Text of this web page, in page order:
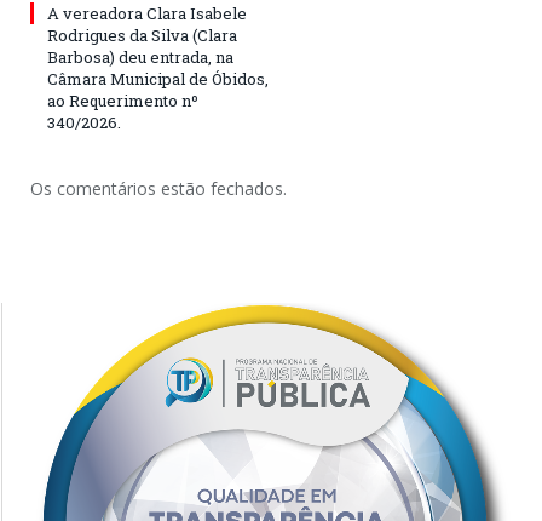
A vereadora Clara Isabele
Rodrigues da Silva (Clara
Barbosa) deu entrada, na
Câmara Municipal de Óbidos,
ao Requerimento nº
340/2026.
Os comentários estão fechados.